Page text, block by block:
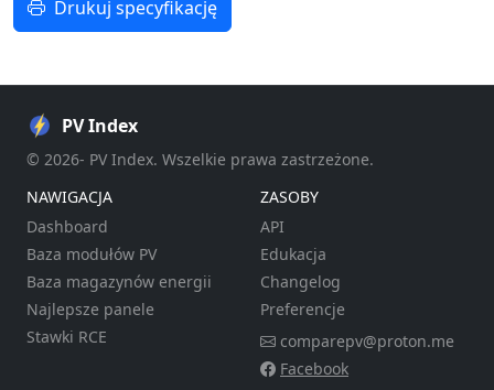
Drukuj specyfikację
PV Index
© 2026- PV Index. Wszelkie prawa zastrzeżone.
NAWIGACJA
Dashboard
Baza modułów PV
Baza magazynów energii
Najlepsze panele
Stawki RCE
ZASOBY
API
Edukacja
Changelog
Preferencje
comparepv@proton.me
Facebook